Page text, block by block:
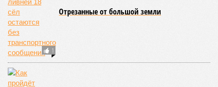
1
Отрезанные от большой земли